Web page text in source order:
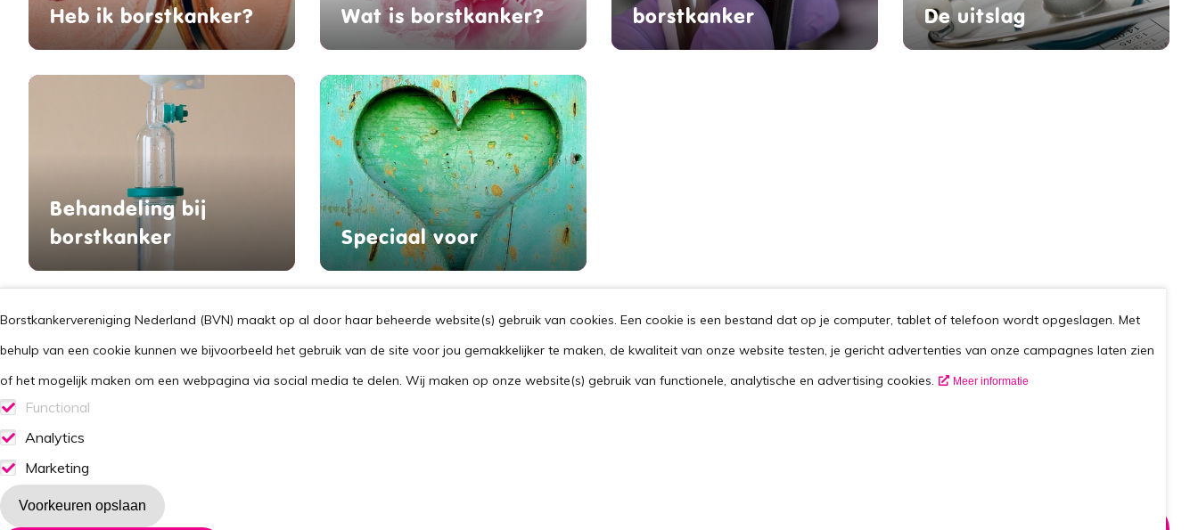
Heb ik borstkanker? Wat is borstkanker?
borstkanker
De uitslag
Behandeling bij
borstkanker
Speciaal voor
Footer
Steun ons
Lid worden
Doneren
B-force
Borstkankervereniging Nederland (BVN) maakt op al door haar beheerde website(s) gebruik van cookies. Een cookie is een bestand dat op je computer, tablet of telefoon wordt opgeslagen. Met
behulp van een cookie kunnen we bijvoorbeeld het gebruik van de site voor jou gemakkelijker te maken, de kwaliteit van onze website testen, je gericht advertenties van onze campagnes laten zien
of het mogelijk maken om een webpagina via social media te delen. Wij maken op onze website(s) gebruik van functionele, analytische en advertising cookies.
Meer informatie
Functional
Functionele cookies
Analytics
Analytics consent
Marketing
Marketing consent
Voorkeuren opslaan